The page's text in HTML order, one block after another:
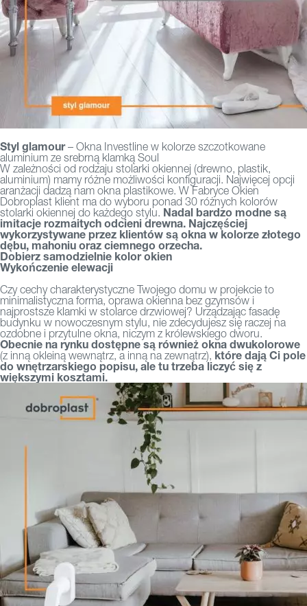
Styl glamour– Okna Investline w kolorze szczotkowane
aluminium ze srebrną klamką Soul
W zależności od rodzaju stolarki okiennej (drewno, plastik,
aluminium) mamy różne możliwości konfiguracji. Najwięcej opcji
aranżacji dadzą nam okna plastikowe. W Fabryce Okien
Dobroplast klient ma do wyboru ponad 30 różnych kolorów
stolarki okiennej do każdego stylu. Nadal bardzo modne są
imitacje rozmaitych odcieni drewna. Najczęściej
wykorzystywane przez klientów są okna w kolorze złotego
dębu, mahoniu oraz ciemnego orzecha.
Dobierz samodzielnie kolor okien
Wykończenie elewacji
Czy cechy charakterystyczne Twojego domu w projekcie to
minimalistyczna forma, oprawa okienna bez gzymsów i
najprostsze klamki w stolarce drzwiowej? Urządzając fasadę
budynku w nowoczesnym stylu, nie zdecydujesz się raczej na
ozdobne i przytulne okna, niczym z królewskiego dworu.
Obecnie na rynku dostępne są również okna dwukolorowe
(z inną okleiną wewnątrz, a inną na zewnątrz), które dają Ci pole
do wnętrzarskiego popisu, ale tu trzeba liczyć się z
większymi kosztami.